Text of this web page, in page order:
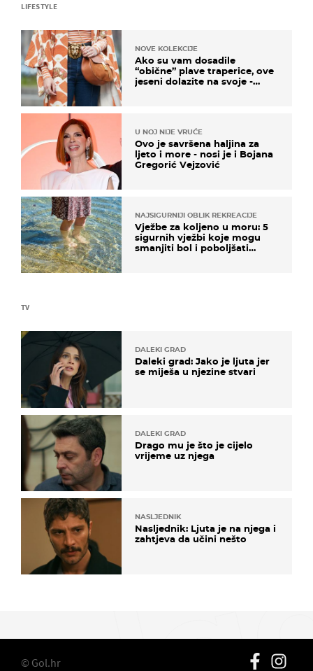
TV
DALEKI GRAD
Daleki grad: Jako je ljuta jer
se miješa u njezine stvari
DALEKI GRAD
Drago mu je što je cijelo
vrijeme uz njega
NASLJEDNIK
Nasljednik: Ljuta je na njega i
zahtjeva da učini nešto
LIFESTYLE
NOVE KOLEKCIJE
Ako su vam dosadile
“obične” plave traperice, ove
jeseni dolazite na svoje -
U NOJ NIJE VRUĆE
Ovo je savršena haljina za
ljeto i more - nosi je i Bojana
Gregorić Vejzović
NAJSIGURNIJI OBLIK REKREACIJE
Vježbe za koljeno u moru: 5
sigurnih vježbi koje mogu
smanjiti bol i poboljšati
© Gol.hr